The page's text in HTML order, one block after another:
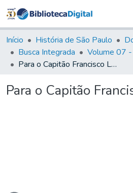
&
Coleções
Tudo na
Biblioteca
Início História de São Paulo
Busca Integrada
Volume 07
Para o Capitão Francisco Lopes
Para o Capitão